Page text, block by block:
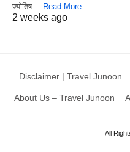
ज्योतिष… Read More
2 weeks ago
Disclaimer | Travel Junoon
About Us – Travel Junoon
All